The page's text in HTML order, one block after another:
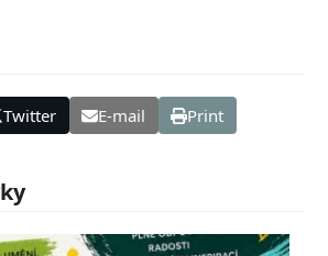
Twitter E-mail Print